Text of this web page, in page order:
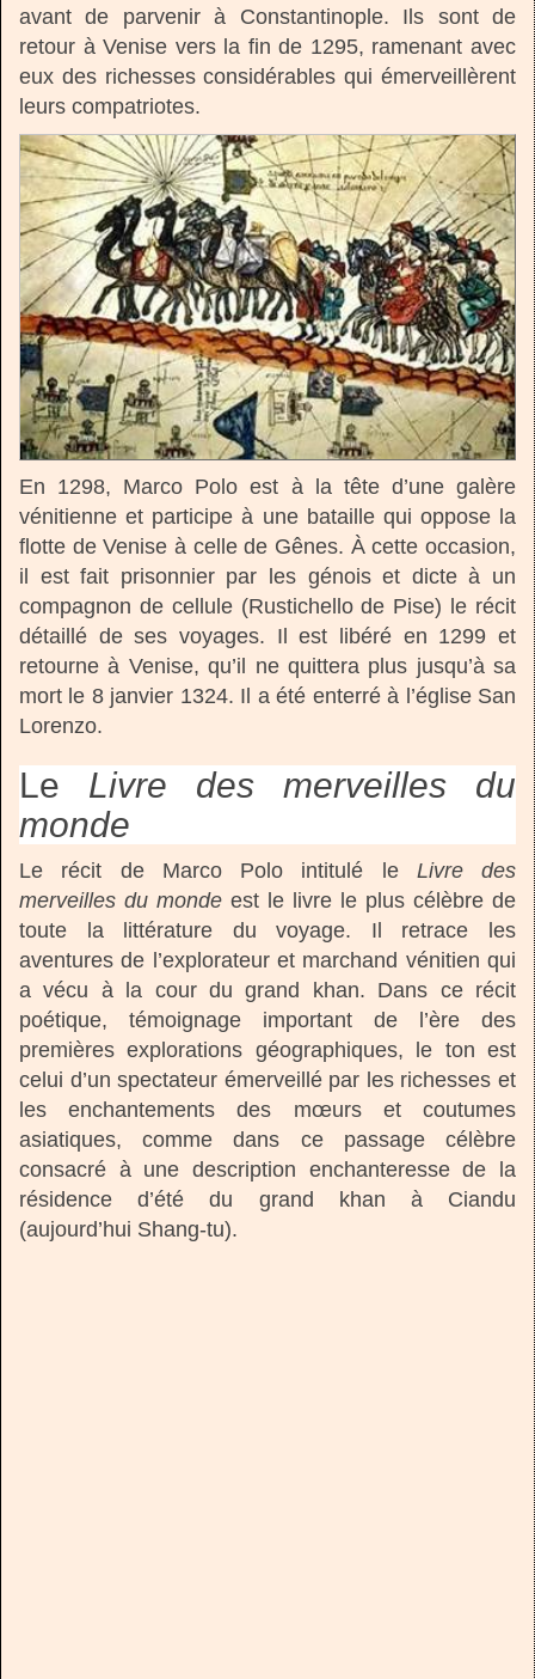
avant de parvenir à Constantinople. Ils sont de
retour à Venise vers la fin de 1295, ramenant avec
eux des richesses considérables qui émerveillèrent
leurs compatriotes.
En 1298, Marco Polo est à la tête d’une galère
vénitienne et participe à une bataille qui oppose la
flotte de Venise à celle de Gênes. À cette occasion,
il est fait prisonnier par les génois et dicte à un
compagnon de cellule (Rustichello de Pise) le récit
détaillé de ses voyages. Il est libéré en 1299 et
retourne à Venise, qu’il ne quittera plus jusqu’à sa
mort le 8 janvier 1324. Il a été enterré à l’église San
Lorenzo.
Le Livre des merveilles du
monde
Le récit de Marco Polo intitulé le Livre des
merveilles du monde est le livre le plus célèbre de
toute la littérature du voyage. Il retrace les
aventures de l’explorateur et marchand vénitien qui
a vécu à la cour du grand khan. Dans ce récit
poétique, témoignage important de l’ère des
premières explorations géographiques, le ton est
celui d’un spectateur émerveillé par les richesses et
les enchantements des mœurs et coutumes
asiatiques, comme dans ce passage célèbre
consacré à une description enchanteresse de la
résidence d’été du grand khan à Ciandu
(aujourd’hui Shang-tu).